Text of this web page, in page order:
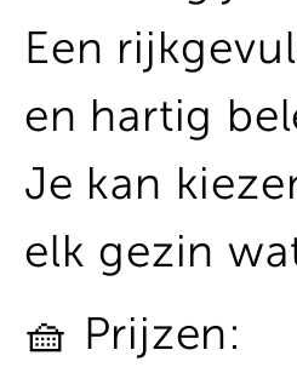
Een
en hartig
Je kan
elk gezin
🧺 Prijzen: